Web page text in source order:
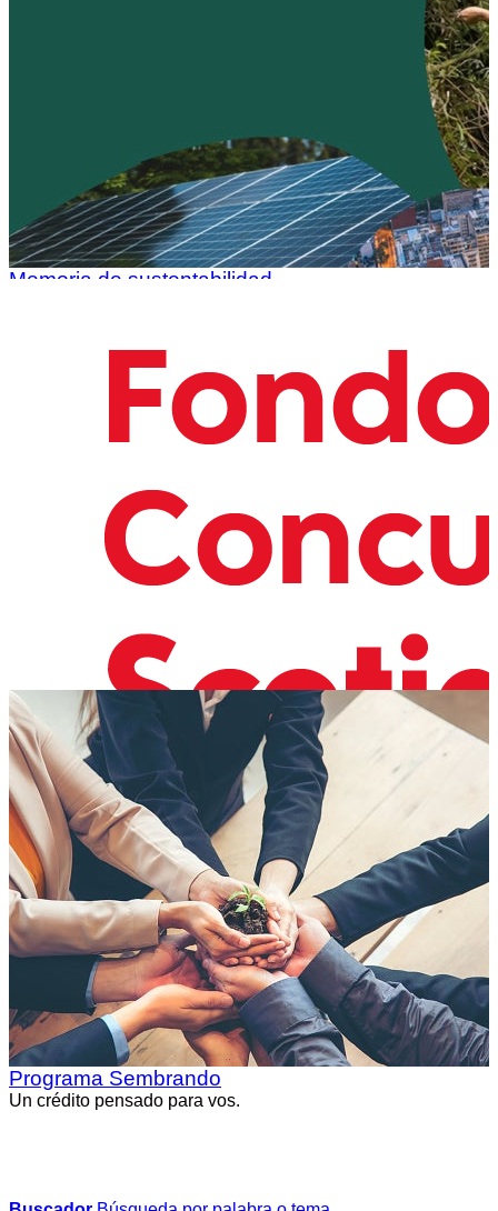
Memoria de sustentabilidad
Fondos Concursables 2026
Scotiabank invita a organizaciones constituidas formalmente
Programa Sembrando
Un crédito pensado para vos.